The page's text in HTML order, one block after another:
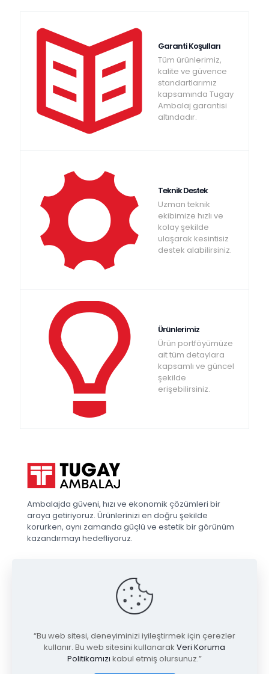
Garanti Koşulları
Tüm ürünlerimiz,
kalite ve güvence
standartlarımız
kapsamında Tugay
Ambalaj garantisi
altındadır.
Teknik Destek
Uzman teknik
ekibimize hızlı ve
kolay şekilde
ulaşarak kesintisiz
destek alabilirsiniz.
Ürünlerimiz
Ürün portföyümüze
ait tüm detaylara
kapsamlı ve güncel
şekilde
erişebilirsiniz.
Ambalajda güveni, hızı ve ekonomik çözümleri bir
araya getiriyoruz. Ürünlerinizi en doğru şekilde
korurken, aynı zamanda güçlü ve estetik bir görünüm
kazandırmayı hedefliyoruz.
Haberler
Kategoriler
Vakum &
Kapama
Çember
Makinaları
Sözleşmesi
KVKK
Aydınlatma
“Bu web sitesi, deneyiminizi iyileştirmek için çerezler
kullanır. Bu web sitesini kullanarak Veri Koruma
Politikamızı kabul etmiş olursunuz.”